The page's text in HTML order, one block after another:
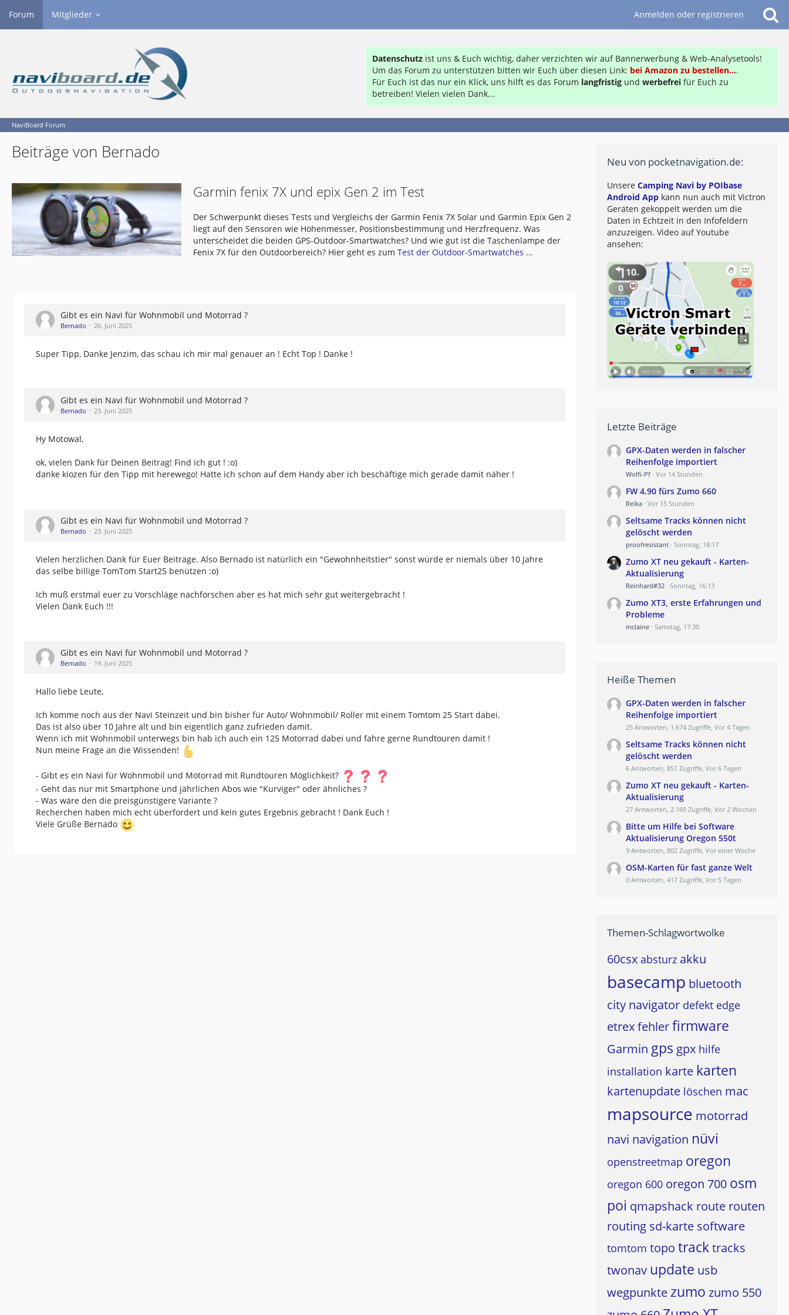
Forum Mitglieder Anmelden oder registrieren
Datenschutz ist uns & Euch wichtig, daher verzichten wir auf Bannerwerbung & Web-Analysetools!
Um das Forum zu unterstützen bitten wir Euch über diesen Link: bei Amazon zu bestellen....
Für Euch ist das nur ein Klick, uns hilft es das Forum langfristig und werbefrei für Euch zu
betreiben! Vielen vielen Dank...
NaviBoard Forum
Beiträge von Bernado
Garmin fenix 7X und epix Gen 2 im Test
Der Schwerpunkt dieses Tests und Vergleichs der Garmin Fenix 7X Solar und Garmin Epix Gen 2
liegt auf den Sensoren wie Höhenmesser, Positionsbestimmung und Herzfrequenz. Was
unterscheidet die beiden GPS-Outdoor-Smartwatches? Und wie gut ist die Taschenlampe der
Fenix 7X für den Outdoorbereich? Hier geht es zumTest der Outdoor-Smartwatches ...
Gibt es ein Navi für Wohnmobil und Motorrad ?
Bernado 26. Juni 2025
Super Tipp, Danke Jenzim, das schau ich mir mal genauer an ! Echt Top ! Danke !
Gibt es ein Navi für Wohnmobil und Motorrad ?
Bernado 23. Juni 2025
Hy Motowal,
ok, vielen Dank für Deinen Beitrag! Find ich gut ! :o)
danke kiozen für den Tipp mit herewego! Hatte ich schon auf dem Handy aber ich beschäftige mich gerade damit näher !
Gibt es ein Navi für Wohnmobil und Motorrad ?
Bernado 23. Juni 2025
Vielen herzlichen Dank für Euer Beiträge. Also Bernado ist natürlich ein "Gewohnheitstier" sonst würde er niemals über 10 Jahre
das selbe billige TomTom Start25 benützen :o)
Ich muß erstmal euer zu Vorschläge nachforschen aber es hat mich sehr gut weitergebracht !
Vielen Dank Euch !!!
Gibt es ein Navi für Wohnmobil und Motorrad ?
Bernado 19. Juni 2025
Hallo liebe Leute,
Ich komme noch aus der Navi Steinzeit und bin bisher für Auto/ Wohnmobil/ Roller mit einem Tomtom 25 Start dabei.
Das ist also über 10 Jahre alt und bin eigentlich ganz zufrieden damit.
Wenn ich mit Wohnmobil unterwegs bin hab ich auch ein 125 Motorrad dabei und fahre gerne Rundtouren damit !
Nun meine Frage an die Wissenden!
- Gibt es ein Navi für Wohnmobil und Motorrad mit Rundtouren Möglichkeit?
- Geht das nur mit Smartphone und jährlichen Abos wie "Kurviger" oder ähnliches ?
- Was wäre den die preisgünstigere Variante ?
Recherchen haben mich echt überfordert und kein gutes Ergebnis gebracht ! Dank Euch !
Viele Grüße Bernado
Neu von pocketnavigation.de:
Unsere Camping Navi by POIbase
Android App kann nun auch mit Victron
Geräten gekoppelt werden um die
Daten in Echtzeit in den Infofeldern
anzuzeigen. Video auf Youtube
ansehen:
Letzte Beiträge
GPX-Daten werden in falscher
Reihenfolge importiert
Wolfi-Pf Vor 14 Stunden
FW 4.90 fürs Zumo 660
Reika Vor 15 Stunden
Seltsame Tracks können nicht
gelöscht werden
proofresistant Sonntag, 18:17
Zumo XT neu gekauft - Karten-
Aktualisierung
Reinhard#32 Sonntag, 16:13
Zumo XT3, erste Erfahrungen und
Probleme
mclaine Samstag, 17:30
Heiße Themen
GPX-Daten werden in falscher
Reihenfolge importiert
25 Antworten, 1.674 Zugriffe, Vor 4 Tagen
Seltsame Tracks können nicht
gelöscht werden
6 Antworten, 851 Zugriffe, Vor 6 Tagen
Zumo XT neu gekauft - Karten-
Aktualisierung
27 Antworten, 2.160 Zugriffe, Vor 2 Wochen
Bitte um Hilfe bei Software
Aktualisierung Oregon 550t
9 Antworten, 802 Zugriffe, Vor einer Woche
OSM-Karten für fast ganze Welt
0 Antworten, 417 Zugriffe, Vor 5 Tagen
Themen-Schlagwortwolke
60csx absturz akku
basecamp bluetooth
city navigator defekt edge
etrexfehlerfirmware
Garmin gps gpx hilfe
installation karte karten
kartenupdate löschen mac
mapsource motorrad
navi navigation nüvi
openstreetmap oregon
oregon 600 oregon 700 osm
poi qmapshack route routen
routing sd-karte software
tomtom topo tracktracks
twonav update usb
wegpunkte zumo zumo 550